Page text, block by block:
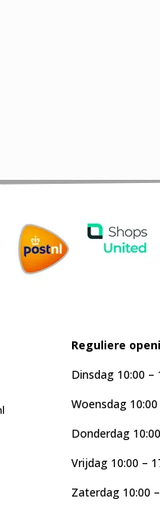
Reguliere
Dinsdag 10:00 –
Woensdag 10:00
Donderdag
Vrijdag 10:00 –
Zaterdag 10:00